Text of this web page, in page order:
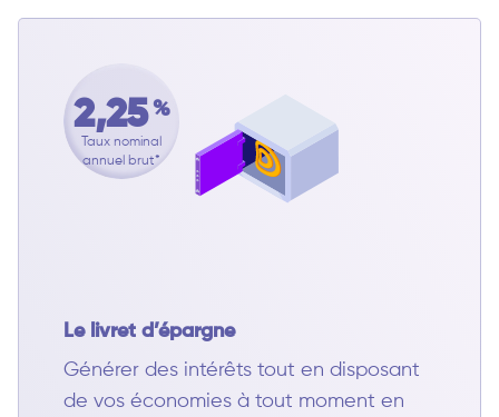
2,25 %
Taux nominal
annuel brut*
Le livret d’épargne
Générer des intérêts tout en disposant
de vos économies à tout moment en